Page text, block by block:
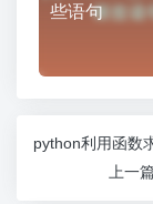
些语句
上一篇